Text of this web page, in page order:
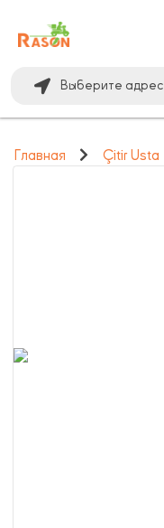
Выберите адрес
Главная Çitir Usta